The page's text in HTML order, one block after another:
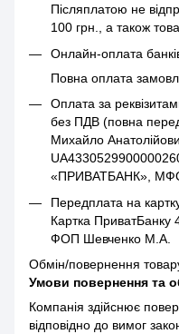
Післяплатою не
100 грн., а також
Онлайн-оплата
Повна оплата
Оплата за
без ПДВ (повна
Михайло
«ПРИВАТБАНК»,
Передплата на
Картка
ФОП Шевченко М.А.
Обмін/повернення
Умови повернення та
Компанія здійснює
відповідно до вимог